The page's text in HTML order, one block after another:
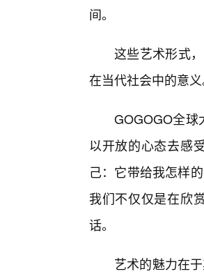
间。
这些艺术形式
在当代社会中的意义
GOGOGO全
以开放的心态去感
己：它带给我怎样
我们不仅仅是在欣
话。
艺术的魅力在